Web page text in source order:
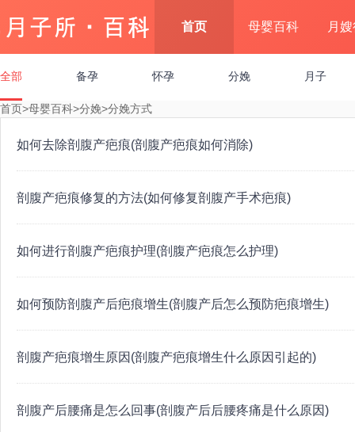
首页 母婴百科 月
全部 备孕 怀孕 分娩 月子
首页>母婴百科>分娩>分娩方式
如何去除剖腹产疤痕(剖腹产疤痕如何消除)
剖腹产疤痕修复的方法(如何修复剖腹产手术疤痕)
如何进行剖腹产疤痕护理(剖腹产疤痕怎么护理)
如何预防剖腹产后疤痕增生(剖腹产后怎么预防疤痕增生)
剖腹产疤痕增生原因(剖腹产疤痕增生什么原因引起的)
剖腹产后腰痛是怎么回事(剖腹产后后腰疼痛是什么原因)